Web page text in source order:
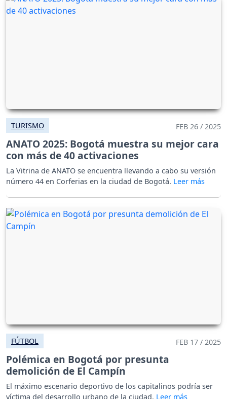
TURISMO FEB 26 / 2025
ANATO 2025: Bogotá muestra su mejor cara
con más de 40 activaciones
La Vitrina de ANATO se encuentra llevando a cabo su versión
número 44 en Corferias en la ciudad de Bogotá.
FÚTBOL FEB 17 / 2025
Polémica en Bogotá por presunta
demolición de El Campín
El máximo escenario deportivo de los capitalinos podría ser
víctima del desarrollo urbano de la ciudad.